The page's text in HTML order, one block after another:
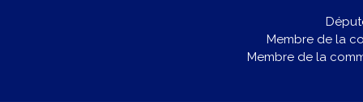
Membre de la
Membre de la